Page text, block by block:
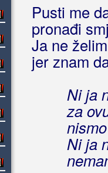
Pusti me
pronađi
Ja ne
jer znam
Ni ja
za
Ni ja